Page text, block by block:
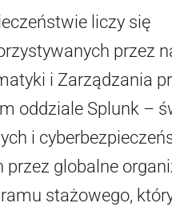
liczy się
przez
i Zarządzania
oddziale Splunk –
i
globalne
stażowego,